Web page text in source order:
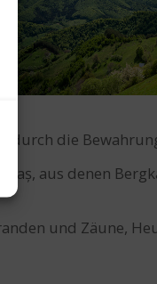
durch die
aus denen
und Zäune,